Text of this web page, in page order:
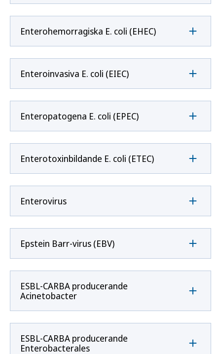
Enterohemorragiska E. coli (EHEC)
Enteroinvasiva E. coli (EIEC)
Enteropatogena E. coli (EPEC)
Enterotoxinbildande E. coli (ETEC)
Enterovirus
Epstein Barr-virus (EBV)
ESBL-CARBA producerande
Acinetobacter
ESBL-CARBA producerande
Enterobacterales